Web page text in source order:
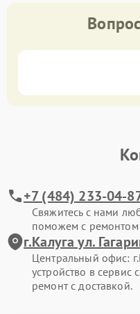
+7 (484) 233-04-
Свяжитесь с нами
поможем с ремонтом
г.Калуга ул.
Центральный офис:
устройство в сервис
ремонт с доставкой.